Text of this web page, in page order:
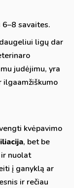
6–8 savaites.
ligų dar
judėjimu, yra
ilgaamžiškumo
kvėpavimo
, bet be
nuolat
į ganyklą ar
ir rečiau